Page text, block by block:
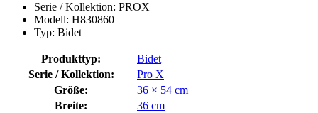
Serie / Kollektion: PROX
Modell: H830860
Typ: Bidet
Produkttyp:
Bidet
Serie / Kollektion:
Pro X
Größe:
36 × 54 cm
Breite:
36 cm